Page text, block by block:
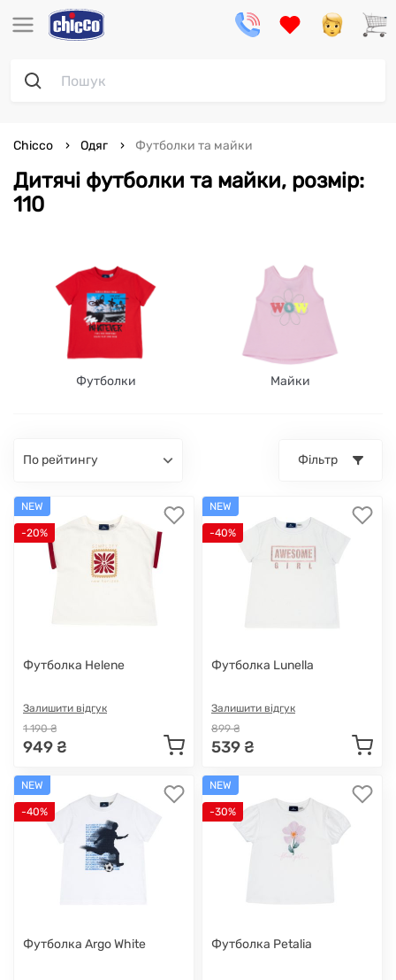
Дитячі футболки та майки, розмір:
110
Chicco Одяг Футболки та майки
Футболки Майки
по рейтингу Фільтр
NEW
-20%
Футболка Helene
Залишити відгук
1 190 ₴
949 ₴
NEW
-40%
Футболка Lunella
Залишити відгук
899 ₴
539 ₴
NEW
-40%
Футболка Argo White
NEW
-30%
Футболка Petalia